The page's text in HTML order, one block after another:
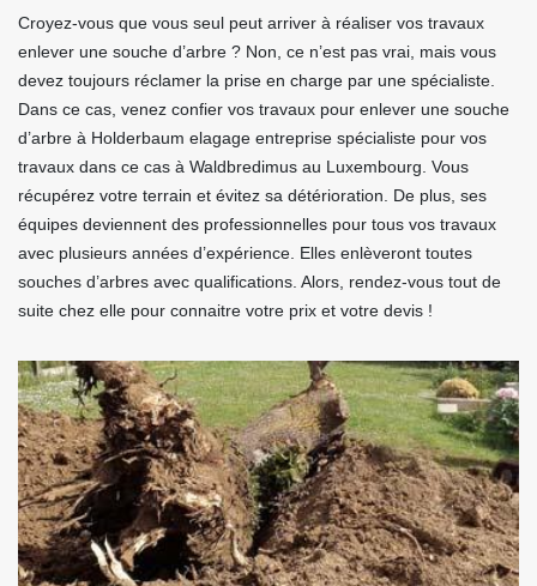
Croyez-vous que vous seul peut arriver à réaliser vos travaux
enlever une souche d’arbre ? Non, ce n’est pas vrai, mais vous
devez toujours réclamer la prise en charge par une spécialiste.
Dans ce cas, venez confier vos travaux pour enlever une souche
d’arbre à Holderbaum elagage entreprise spécialiste pour vos
travaux dans ce cas à Waldbredimus au Luxembourg. Vous
récupérez votre terrain et évitez sa détérioration. De plus, ses
équipes deviennent des professionnelles pour tous vos travaux
avec plusieurs années d’expérience. Elles enlèveront toutes
souches d’arbres avec qualifications. Alors, rendez-vous tout de
suite chez elle pour connaitre votre prix et votre devis !